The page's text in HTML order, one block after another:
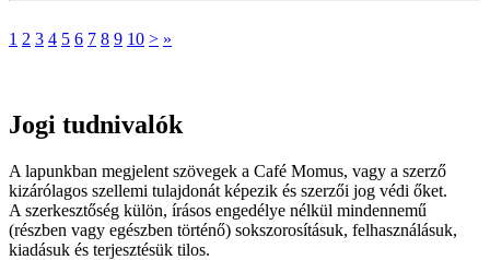
1 2 3 4 5 6 7 8 9 10 > »
Jogi tudnivalók
A lapunkban megjelent szövegek a Café Momus, vagy a szerző
kizárólagos szellemi tulajdonát képezik és szerzői jog védi őket.
A szerkesztőség külön, írásos engedélye nélkül mindennemű
(részben vagy egészben történő) sokszorosításuk, felhasználásuk,
kiadásuk és terjesztésük tilos.